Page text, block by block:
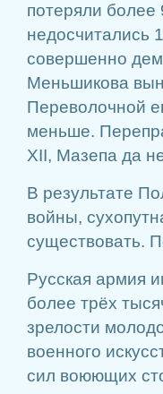
потеряли
недосчитались
совершенно
Меньшикова
Переволочной
меньше.
XII, Мазепа да
В результате
войны,
существовать.
Русская армия
более трёх
зрелости
военного
сил воюющих